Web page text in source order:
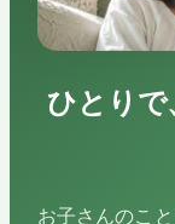
ひとりで
お子さんのこ